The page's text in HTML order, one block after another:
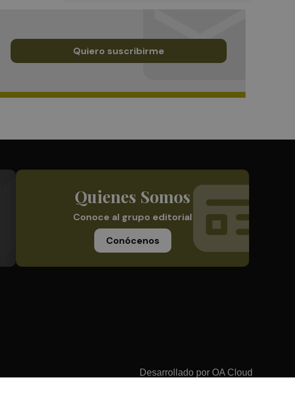
Quiero suscribirme
Quienes Somos
Conoce al grupo editorial
Conócenos
Desarrollado por OA Cloud